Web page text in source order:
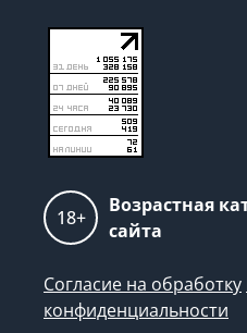
18+
Возрастная
сайта
Согласие на обработку
конфиденциальности